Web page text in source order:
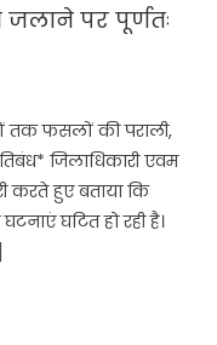
जलाने पर पूर्णतः
तक फसलों की पराली,
जिलाधिकारी एवम
करते हुए बताया कि
घटित हो रही है।